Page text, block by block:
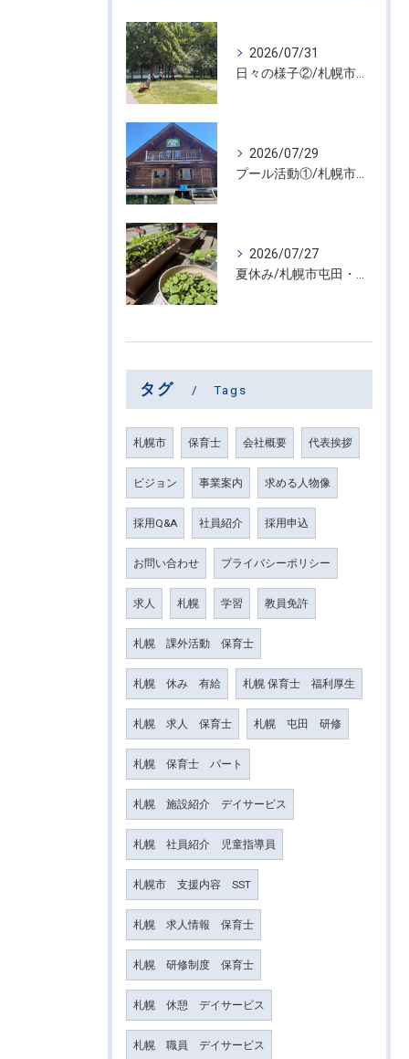
2026/07/31
2026/07/29
2026/07/27
タグ Tags
札幌市 保育士 会社概要 代表挨拶
ビジョン 事業案内 求める人物像
採用Q&A 社員紹介 採用申込
お問い合わせ プライバシーポリシー
求人 札幌 学習 教員免許
札幌 課外活動 保育士
札幌 休み 有給 札幌 保育士 福利厚生
札幌 求人 保育士 札幌 屯田 研修
札幌 保育士 パート
札幌 施設紹介 デイサービス
札幌 社員紹介 児童指導員
札幌市 支援内容 SST
札幌 求人情報 保育士
札幌 研修制度 保育士
札幌 休憩 デイサービス
札幌 職員 デイサービス